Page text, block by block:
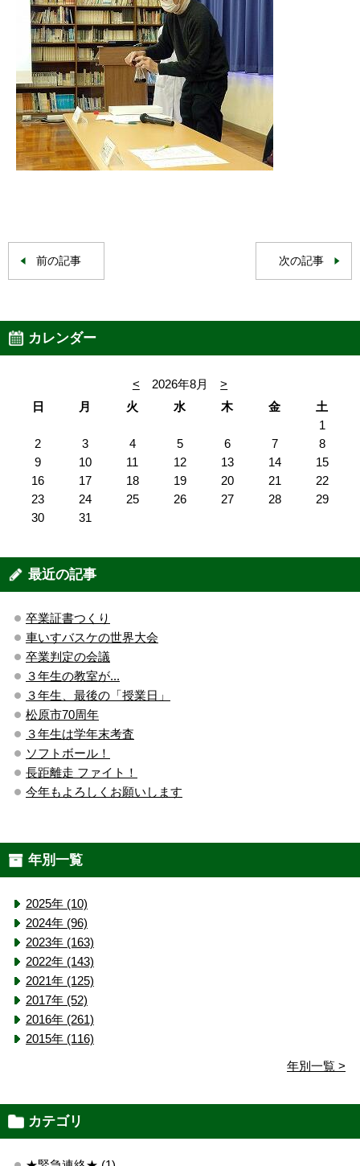
前の記事 次の記事
カレンダー
< 2026年8月
>
日
月 火 水 木 金
土
1
2
3 4 5 6 7
8
9
10 11 12 13 14
15
16
17 18 19 20 21
22
23
24 25 26 27 28
29
30
31
最近の記事
卒業証書つくり
車いすバスケの世界大会
卒業判定の会議
３年生の教室が...
３年生、最後の「授業日」
松原市70周年
３年生は学年末考査
ソフトボール！
長距離走 ファイト！
今年もよろしくお願いします
年別一覧
2025年 (10)
2024年 (96)
2023年 (163)
2022年 (143)
2021年 (125)
2017年 (52)
2016年 (261)
2015年 (116)
年別一覧 >
カテゴリ